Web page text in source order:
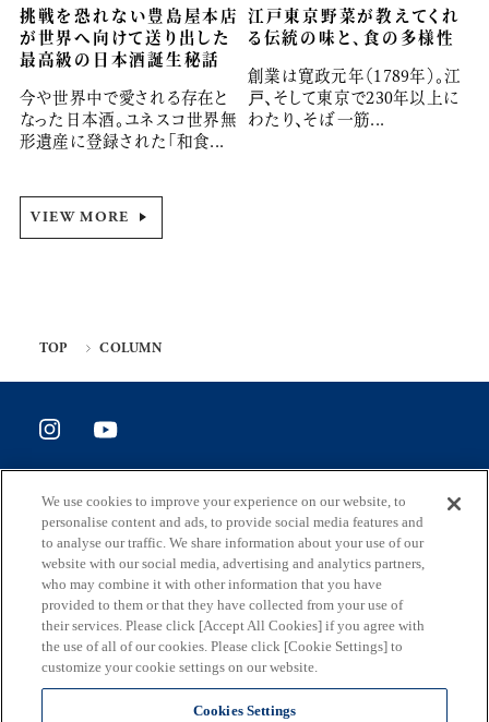
挑戦を恐れない豊島屋本店
が世界へ向けて送り出した
最高級の日本酒誕生秘話
今や世界中で愛される存在と
なった日本酒。ユネスコ世界無
形遺産に登録された「和食...
江戸東京野菜が教えてくれ
る伝統の味と、食の多様性
創業は寛政元年（1789年）。江
戸、そして東京で230年以上に
わたり、そば一筋...
VIEW MORE
TOP COLUMN
ホームページ評価アンケート
住所
163-8001 東京都新宿区西新宿2-8-1
メール
S0290106(at)section.metro.tokyo.jp
We use cookies to improve your experience on our website, to
personalise content and ads, to provide social media features and
to analyse our traffic. We share information about your use of our
website with our social media, advertising and analytics partners,
who may combine it with other information that you have
provided to them or that they have collected from your use of
their services. Please click [Accept All Cookies] if you agree with
the use of all of our cookies. Please click [Cookie Settings] to
customize your cookie settings on our website.
Cookies Settings